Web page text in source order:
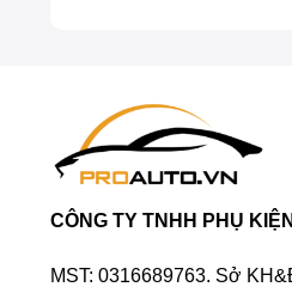
CÔNG TY TNHH PHỤ
MST: 0316689763. Sở